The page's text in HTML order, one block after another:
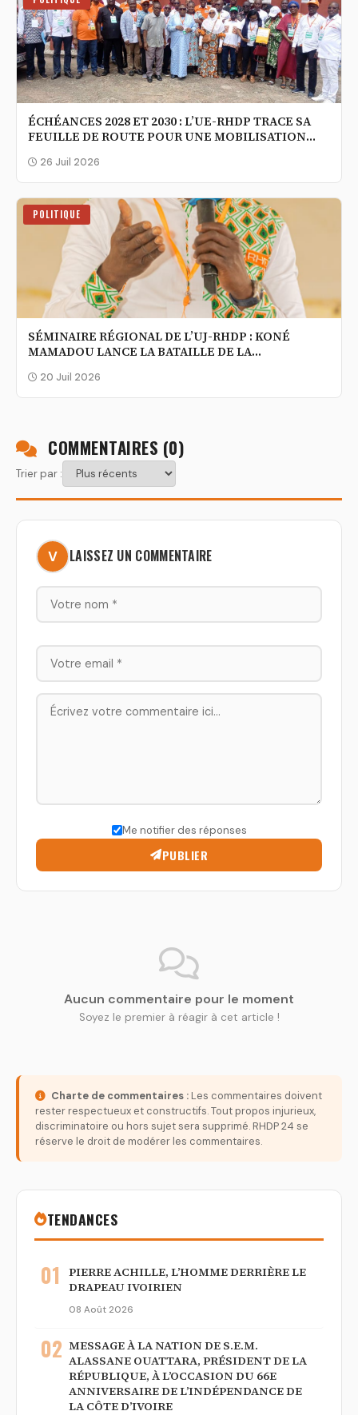
ÉCHÉANCES 2028 ET 2030 : L’UE-RHDP TRACE SA
FEUILLE DE ROUTE POUR UNE MOBILISATION
26 Juil 2026
POLITIQUE
SÉMINAIRE RÉGIONAL DE L’UJ-RHDP : KONÉ
MAMADOU LANCE LA BATAILLE DE LA
20 Juil 2026
COMMENTAIRES (0)
Trier par :
LAISSEZ UN COMMENTAIRE
Me notifier des réponses
PUBLIER
Aucun commentaire pour le moment
Soyez le premier à réagir à cet article !
Charte de commentaires : Les commentaires doivent
rester respectueux et constructifs. Tout propos injurieux,
discriminatoire ou hors sujet sera supprimé. RHDP 24 se
réserve le droit de modérer les commentaires.
TENDANCES
01
PIERRE ACHILLE, L’HOMME DERRIÈRE LE
DRAPEAU IVOIRIEN
08 Août 2026
02 MESSAGE À LA NATION DE S.E.M.
ALASSANE OUATTARA, PRÉSIDENT DE LA
RÉPUBLIQUE, À L’OCCASION DU 66E
ANNIVERSAIRE DE L’INDÉPENDANCE DE
LA CÔTE D’IVOIRE